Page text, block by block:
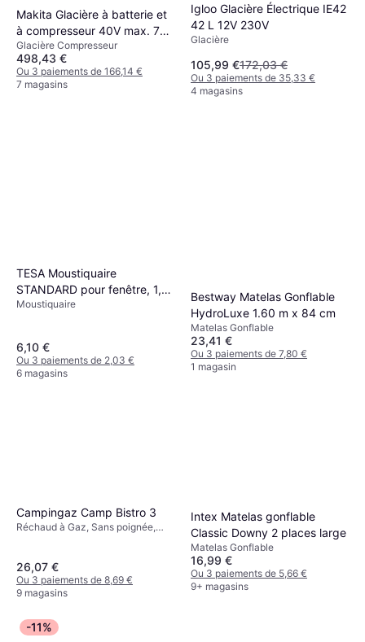
Makita Glacière à batterie et
à compresseur 40V max. 7
litres (sans batterie, sans
chargeur)
Glacière Compresseur
498,43 €
Ou 3 paiements de 166,14 €
7 magasins
Igloo Glacière Électrique IE42
42 L 12V 230V
Glacière
105,99 €172,03 €
Ou 3 paiements de 35,33 €
4 magasins
TESA Moustiquaire
STANDARD pour fenêtre, 1,10
m x 1,30 m
Moustiquaire
6,10 €
Ou 3 paiements de 2,03 €
6 magasins
Bestway Matelas Gonflable
HydroLuxe 1.60 m x 84 cm
Matelas Gonflable
23,41 €
Ou 3 paiements de 7,80 €
1 magasin
Campingaz Camp Bistro 3
Réchaud à Gaz, Sans poignée,
26,07 €
Ou 3 paiements de 8,69 €
9 magasins
Intex Matelas gonflable
Classic Downy 2 places large
Matelas Gonflable
16,99 €
Ou 3 paiements de 5,66 €
9+ magasins
-11%